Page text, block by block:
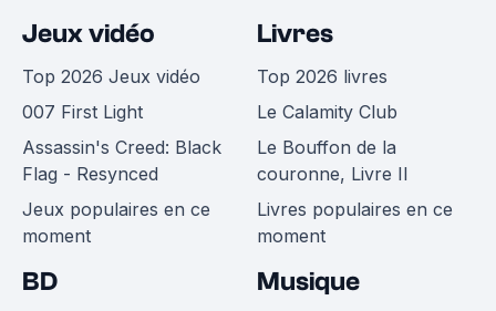
Jeux vidéo
Top 2026 Jeux vidéo
007 First Light
Assassin's Creed: Black
Flag - Resynced
Jeux populaires en ce
moment
Livres
Top 2026 livres
Le Calamity Club
Le Bouffon de la
couronne, Livre II
Livres populaires en ce
moment
BD Musique